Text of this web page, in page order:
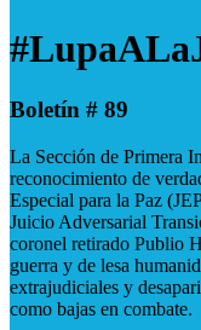
Boletín # 89
La Sección de Primera
reconocimiento de
Especial para la Paz
Juicio Adversarial
coronel retirado Publio
guerra y de lesa
extrajudiciales y
como bajas en combate.